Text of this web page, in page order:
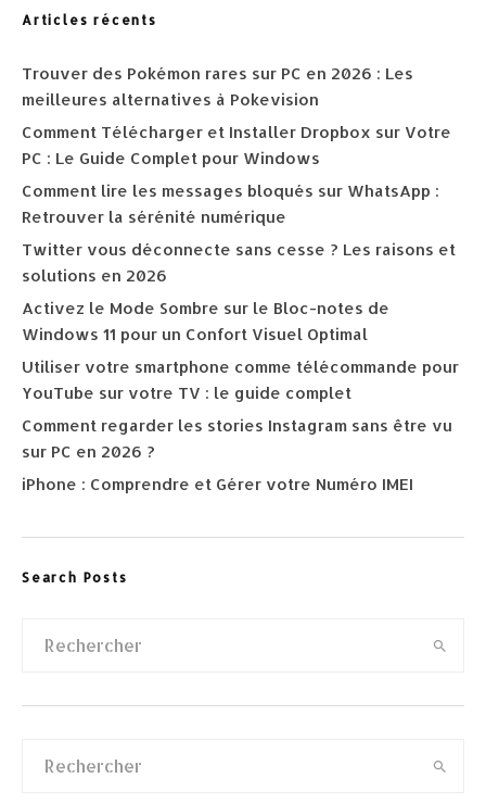
Articles récents
Trouver des Pokémon rares sur PC en 2026 : Les
meilleures alternatives à Pokevision
Comment Télécharger et Installer Dropbox sur Votre
PC : Le Guide Complet pour Windows
Comment lire les messages bloqués sur WhatsApp :
Retrouver la sérénité numérique
Twitter vous déconnecte sans cesse ? Les raisons et
solutions en 2026
Activez le Mode Sombre sur le Bloc-notes de
Windows 11 pour un Confort Visuel Optimal
Utiliser votre smartphone comme télécommande pour
YouTube sur votre TV : le guide complet
Comment regarder les stories Instagram sans être vu
sur PC en 2026 ?
iPhone : Comprendre et Gérer votre Numéro IMEI
Search Posts